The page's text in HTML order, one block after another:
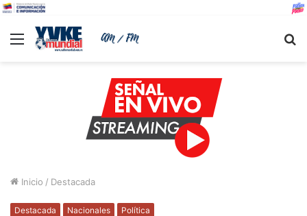
Menu
Inicio / Destacada
Destacada Nacionales Política